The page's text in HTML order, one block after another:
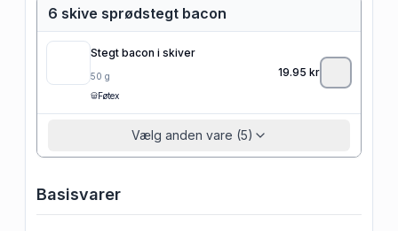
6 skive sprødstegt bacon
Stegt bacon i skiver
50 g
Føtex
19.95 kr
Vælg anden vare (5)
Basisvarer